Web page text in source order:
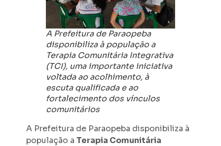
A Prefeitura de Paraopeba
disponibiliza à população a
Terapia Comunitária Integrativa
(TCI), uma importante iniciativa
voltada ao acolhimento, à
escuta qualificada e ao
fortalecimento dos vínculos
comunitários
A Prefeitura de Paraopeba disponibiliza à
população a Terapia Comunitária